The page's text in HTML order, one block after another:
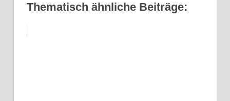
Thematisch ähnliche Beiträge: